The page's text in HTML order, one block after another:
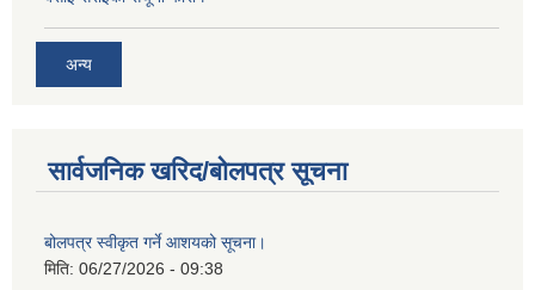
अन्य
सार्वजनिक खरिद/बोलपत्र सूचना
बोलपत्र स्वीकृत गर्ने आशयको सूचना।
मिति: 06/27/2026 - 09:38